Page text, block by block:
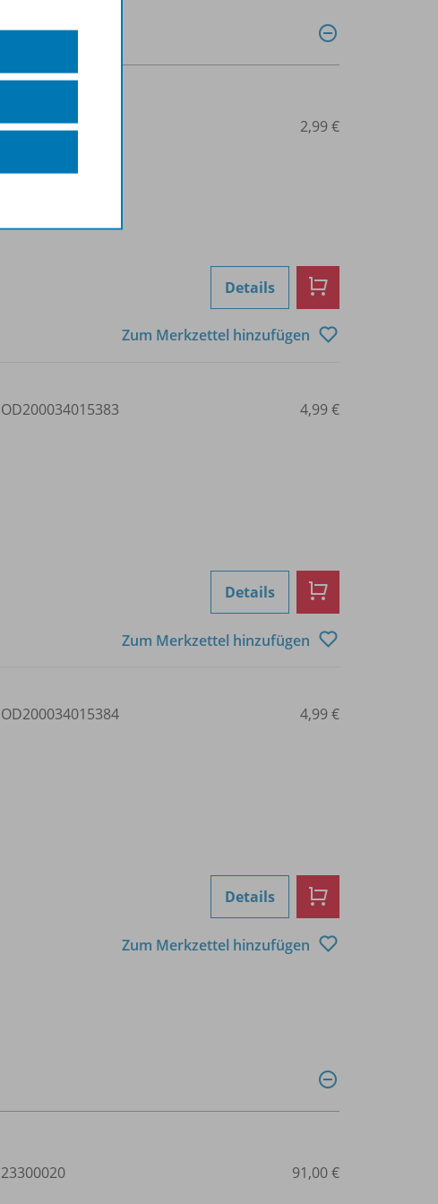
OD200034015382 2,99 €
Details
Zum Merkzettel hinzufügen
OD200034015383 4,99 €
Details
Zum Merkzettel hinzufügen
OD200034015384 4,99 €
Details
Zum Merkzettel hinzufügen
23300020 91,00 €